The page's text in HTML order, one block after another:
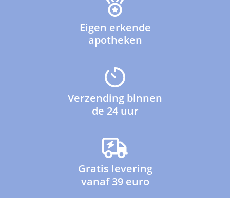
Eigen erkende
apotheken
Verzending binnen
de 24 uur
Gratis levering
vanaf 39 euro